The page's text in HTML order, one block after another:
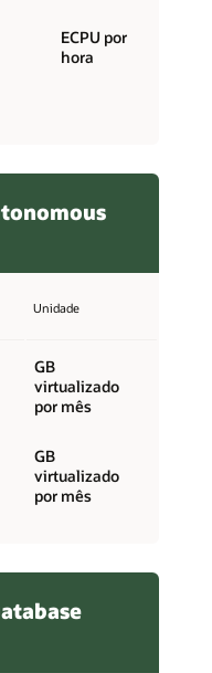
ECPU por
hora
Unidade
GB
virtualizado
por mês
GB
virtualizado
por mês